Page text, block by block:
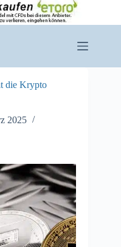
die Krypto
2025